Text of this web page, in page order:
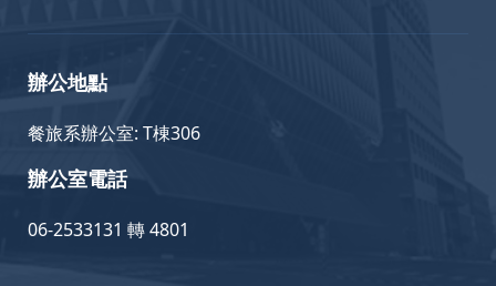
辦公地點
餐旅系辦公室: T棟306
辦公室電話
06-2533131 轉 4801